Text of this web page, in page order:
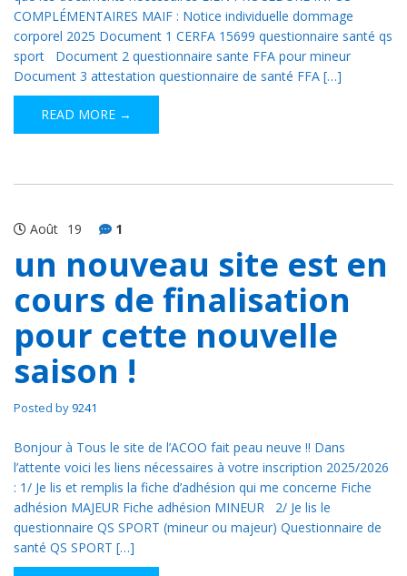
COMPLÉMENTAIRES MAIF : Notice individuelle dommage
corporel 2025 Document 1 CERFA 15699 questionnaire santé qs
sport Document 2 questionnaire sante FFA pour mineur
Document 3 attestation questionnaire de santé FFA […]
READ MORE →
Août 19 1
un nouveau site est en
cours de finalisation
pour cette nouvelle
saison !
Posted by9241
Bonjour à Tous le site de l’ACOO fait peau neuve !! Dans
l’attente voici les liens nécessaires à votre inscription 2025/2026
: 1/ Je lis et remplis la fiche d’adhésion qui me concerne Fiche
adhésion MAJEUR Fiche adhésion MINEUR 2/ Je lis le
questionnaire QS SPORT (mineur ou majeur) Questionnaire de
santé QS SPORT […]